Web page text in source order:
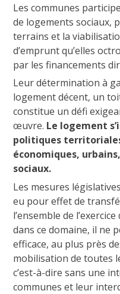
Les communes
de logements sociaux,
terrains et la
d’emprunt qu’elles
par les financements
Leur détermination à
logement décent, un
constitue un défi
œuvre. Le logement
politiques
économiques,
sociaux.
Les mesures
eu pour effet de
l’ensemble de
dans ce domaine, il ne
efficace, au plus près
mobilisation de toutes
c’est-à-dire sans une
communes et leur